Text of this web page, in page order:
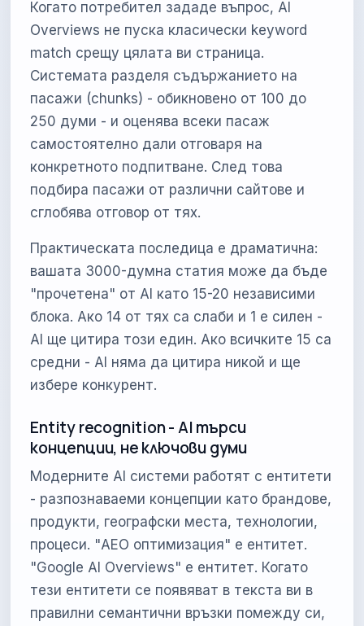
Когато потребител зададе въпрос, AI
Overviews не пуска класически keyword
match срещу цялата ви страница.
Системата разделя съдържанието на
пасажи (chunks) - обикновено от 100 до
250 думи - и оценява всеки пасаж
самостоятелно дали отговаря на
конкретното подпитване. След това
подбира пасажи от различни сайтове и
сглобява отговор от тях.
Практическата последица е драматична:
вашата 3000-думна статия може да бъде
"прочетена" от AI като 15-20 независими
блока. Ако 14 от тях са слаби и 1 е силен -
AI ще цитира този един. Ако всичките 15 са
средни - AI няма да цитира никой и ще
избере конкурент.
Entity recognition - AI търси
концепции, не ключови думи
Модерните AI системи работят с ентитети
- разпознаваеми концепции като брандове,
продукти, географски места, технологии,
процеси. "AEO оптимизация" е ентитет.
"Google AI Overviews" е ентитет. Когато
тези ентитети се появяват в текста ви в
правилни семантични връзки помежду си,